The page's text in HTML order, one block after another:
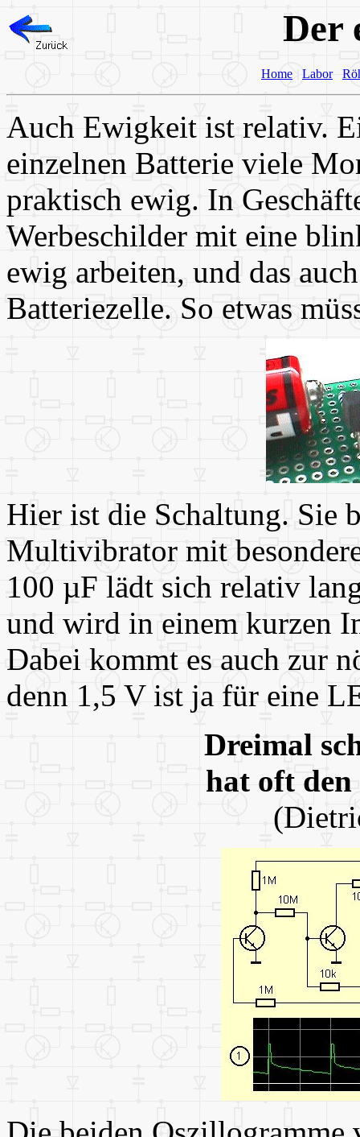
Der
Home Labor
Auch Ewigkeit ist relativ.
einzelnen Batterie viele
praktisch ewig. In
Werbeschilder mit eine
ewig arbeiten, und das
Batteriezelle. So etwas
Hier ist die Schaltung. Sie
Multivibrator mit
100 µF lädt sich relativ
und wird in einem kurzen
Dabei kommt es auch zur
denn 1,5 V ist ja für eine
Dreimal
hat oft